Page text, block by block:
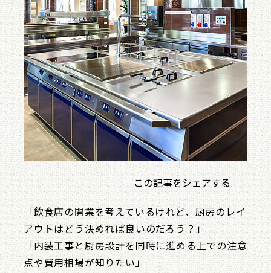
この記事をシェアする
「飲食店の開業を考えているけれど、厨房のレイ
アウトはどう決めれば良いのだろう？」
「内装工事と厨房設計を同時に進める上での注意
点や費用相場が知りたい」